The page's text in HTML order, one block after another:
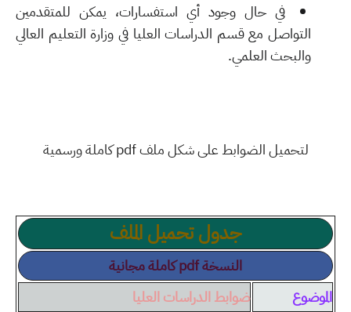
في حال وجود أي استفسارات، يمكن للمتقدمين
التواصل مع قسم الدراسات العليا في وزارة التعليم العالي
والبحث العلمي.
لتحميل الضوابط على شكل ملف pdf كاملة ورسمية
جدول تحميل الملف
النسخة pdf كاملة مجانية
الموضوع
ضوابط الدراسات العليا